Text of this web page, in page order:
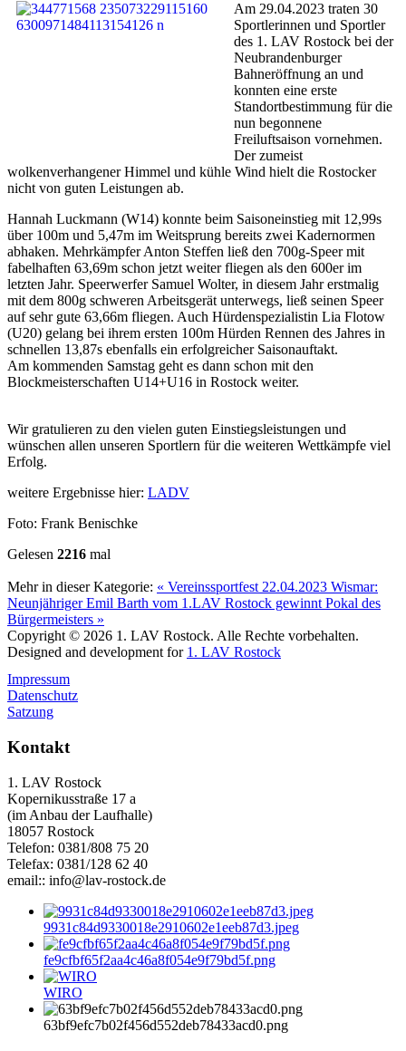
Am 29.04.2023 traten 30
Sportlerinnen und Sportler
des 1. LAV Rostock bei der
Neubrandenburger
Bahneröffnung an und
konnten eine erste
Standortbestimmung für die
nun begonnene
Freiluftsaison vornehmen.
Der zumeist
wolkenverhangener Himmel und kühle Wind hielt die Rostocker
nicht von guten Leistungen ab.
Hannah Luckmann (W14) konnte beim Saisoneinstieg mit 12,99s
über 100m und 5,47m im Weitsprung bereits zwei Kadernormen
abhaken. Mehrkämpfer Anton Steffen ließ den 700g-Speer mit
fabelhaften 63,69m schon jetzt weiter fliegen als den 600er im
letzten Jahr. Speerwerfer Samuel Wolter, in diesem Jahr erstmalig
mit dem 800g schweren Arbeitsgerät unterwegs, ließ seinen Speer
auf sehr gute 63,66m fliegen. Auch Hürdenspezialistin Lia Flotow
(U20) gelang bei ihrem ersten 100m Hürden Rennen des Jahres in
schnellen 13,87s ebenfalls ein erfolgreicher Saisonauftakt.
Am kommenden Samstag geht es dann schon mit den
Blockmeisterschaften U14+U16 in Rostock weiter.
Wir gratulieren zu den vielen guten Einstiegsleistungen und
wünschen allen unseren Sportlern für die weiteren Wettkämpfe viel
Erfolg.
weitere Ergebnisse hier: LADV
Foto: Frank Benischke
Gelesen 2216 mal
Mehr in dieser Kategorie: « Vereinssportfest 22.04.2023 Wismar:
Neunjähriger Emil Barth vom 1.LAV Rostock gewinnt Pokal des
Bürgermeisters »
Copyright © 2026 1. LAV Rostock. Alle Rechte vorbehalten.
Designed and development for 1. LAV Rostock
Impressum
Datenschutz
Satzung
Kontakt
1. LAV Rostock
Kopernikusstraße 17 a
(im Anbau der Laufhalle)
18057 Rostock
Telefon: 0381/808 75 20
Telefax: 0381/128 62 40
email:: info@lav-rostock.de
9931c84d9330018e2910602e1eeb87d3.jpeg
fe9cfbf65f2aa4c46a8f054e9f79bd5f.png
WIRO
63bf9efc7b02f456d552deb78433acd0.png